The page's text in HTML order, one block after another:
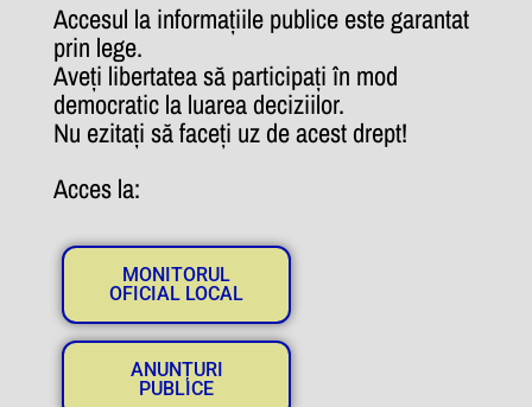
Accesul la informațiile publice este garantat
prin lege.
Aveți libertatea să participați în mod
democratic la luarea deciziilor.
Nu ezitați să faceți uz de acest drept!
Acces la:
MONITORUL
OFICIAL LOCAL
ANUNȚURI
PUBLICE